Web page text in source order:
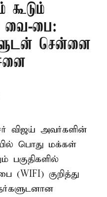
கூடும்
வை-பை:
சென்னை
விஜய் அவர்களின்
பொது மக்கள்
பகுதிகளில்
குறித்து